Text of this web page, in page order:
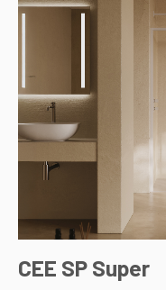
CEE SP Super